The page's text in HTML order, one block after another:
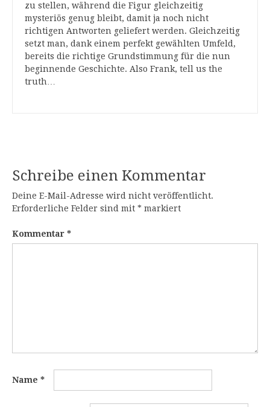
zu stellen, während die Figur gleichzeitig
mysteriös genug bleibt, damit ja noch nicht
richtigen Antworten geliefert werden. Gleichzeitig
setzt man, dank einem perfekt gewählten Umfeld,
bereits die richtige Grundstimmung für die nun
beginnende Geschichte. Also Frank, tell us the
truth…
Schreibe einen Kommentar
Deine E-Mail-Adresse wird nicht veröffentlicht.
Erforderliche Felder sind mit * markiert
Kommentar *
Name *